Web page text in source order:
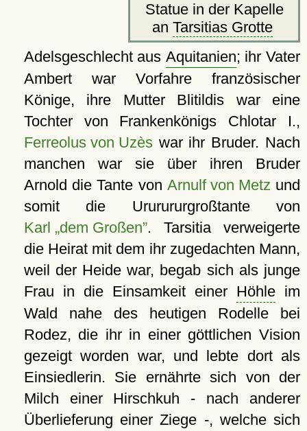
Statue in der Kapelle
an Tarsitias Grotte
Adelsgeschlecht aus Aquitanien; ihr Vater
Ambert war Vorfahre französischer
Könige, ihre Mutter Blitildis war eine
Tochter von Frankenkönigs Chlotar I.,
Ferreolus von Uzèswar ihr Bruder. Nach
manchen war sie über ihren Bruder
Arnold die Tante von Arnulf von Metz und
somit die Ururururgroßtante von
Karl „dem Großen”. Tarsitia verweigerte
die Heirat mit dem ihr zugedachten Mann,
weil der Heide war, begab sich als junge
Frau in die Einsamkeit einer Höhleim
Wald nahe des heutigen Rodelle bei
Rodez, die ihr in einer göttlichen Vision
gezeigt worden war, und lebte dort als
Einsiedlerin. Sie ernährte sich von der
Milch einer Hirschkuh - nach anderer
Überlieferung einer Ziege -, welche sich